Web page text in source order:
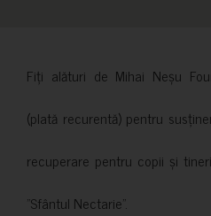
Fiți alături de Mihai Neșu
(plată recurentă) pentru
recuperare pentru copii și
”Sfântul Nectarie”.